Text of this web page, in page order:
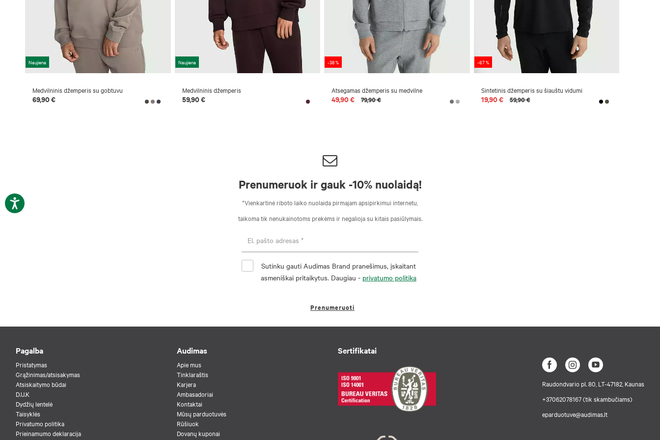
Naujiena
Medvilninis džemperis su gobtuvu
69,90 €
Naujiena
Medvilninis džemperis
59,90 €
-38 %
Atsegamas džemperis su medvilne
49,90 € 79,90 €
-67 %
Sintetinis džemperis su šiauštu vidumi
19,90 € 59,90 €
Prenumeruok ir gauk -10% nuolaidą!
*Vienkartinė riboto laiko nuolaida pirmajam apsipirkimui internetu,
taikoma tik nenukainotoms prekėms ir negalioja su kitais pasiūlymais.
Sutinku gauti Audimas Brand pranešimus, įskaitant
asmeniškai pritaikytus. Daugiau - privatumo politika
Prenumeruoti
Pagalba
Pristatymas
Grąžinimas/atsisakymas
Atsiskaitymo būdai
D.U.K
Dydžių lentelė
Taisyklės
Privatumo politika
Prieinamumo deklaracija
Audimas
Apie mus
Tinklaraštis
Karjera
Ambasadoriai
Kontaktai
Mūsų parduotuvės
Rūšiuok
Dovanų kuponai
Sertifikatai
Raudondvario pl. 80, LT-47182, Kaunas
+37062078167 (tik skambučiams)
eparduotuve@audimas.lt